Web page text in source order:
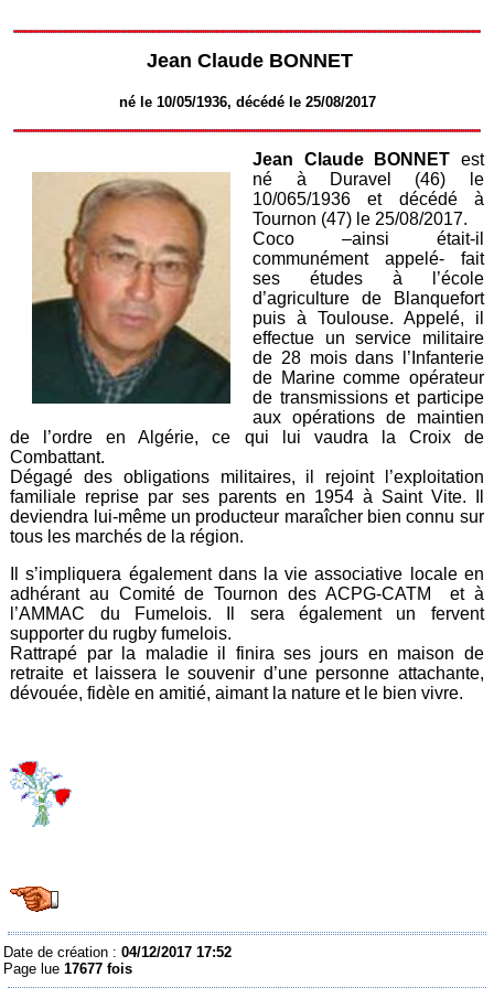
Jean Claude BONNET
né le 10/05/1936, décédé le 25/08/2017
Jean Claude BONNET est
né à Duravel (46) le
10/065/1936 et décédé à
Tournon (47) le 25/08/2017.
Coco –ainsi était-il
communément appelé- fait
ses études à l’école
d’agriculture de Blanquefort
puis à Toulouse. Appelé, il
effectue un service militaire
de 28 mois dans l’Infanterie
de Marine comme opérateur
de transmissions et participe
aux opérations de maintien
de l’ordre en Algérie, ce qui lui vaudra la Croix de
Combattant.
Dégagé des obligations militaires, il rejoint l’exploitation
familiale reprise par ses parents en 1954 à Saint Vite. Il
deviendra lui-même un producteur maraîcher bien connu sur
tous les marchés de la région.
Il s’impliquera également dans la vie associative locale en
adhérant au Comité de Tournon des ACPG-CATM et à
l’AMMAC du Fumelois. Il sera également un fervent
supporter du rugby fumelois.
Rattrapé par la maladie il finira ses jours en maison de
retraite et laissera le souvenir d’une personne attachante,
dévouée, fidèle en amitié, aimant la nature et le bien vivre.
Date de création :04/12/2017 17:52
Page lue17677 fois